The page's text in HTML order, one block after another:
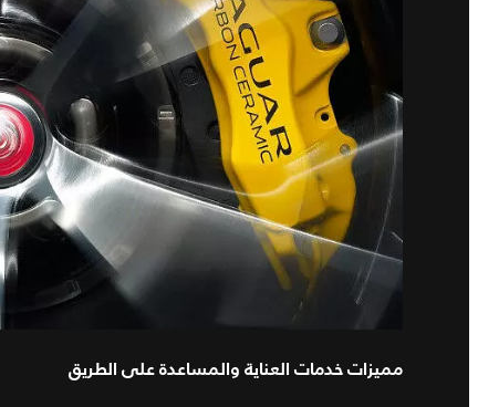
مميزات خدمات العناية والمساعدة على الطريق